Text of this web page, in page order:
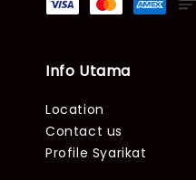
Info Utama
Location
Contact us
Profile Syarikat